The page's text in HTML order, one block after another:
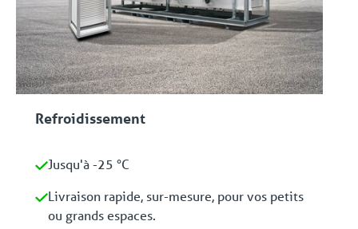
Refroidissement
Jusqu'à -25 °C
Livraison rapide, sur-mesure, pour vos petits
ou grands espaces.